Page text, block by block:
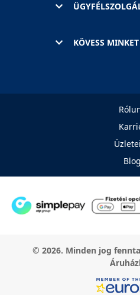
KÖVESS MINKET
Blog
© 2026. Minden jog